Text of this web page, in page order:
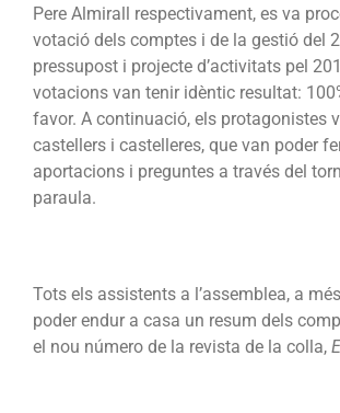
Pere Almirall respectivament, es va
votació dels comptes i de la gestió del
pressupost i projecte d’activitats pel
votacions van tenir idèntic resultat:
favor. A continuació, els protagonistes
castellers i castelleres, que van poder
aportacions i preguntes a través del
paraula.
Tots els assistents a l’assemblea, a
poder endur a casa un resum dels
el nou número de la revista de la colla,